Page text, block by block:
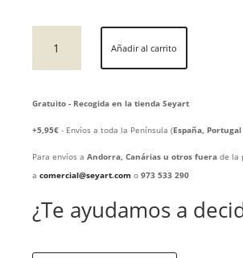
LA
cantidad
Añadir al carrito
Gratuito - Recogida en la tienda Seyart
+5,95€ - Envíos a toda la Península (España,
Para envíos aAndorra, Canárias u otros fuera de la
acomercial@seyart.com o973 533 290
¿Te ayudamos a